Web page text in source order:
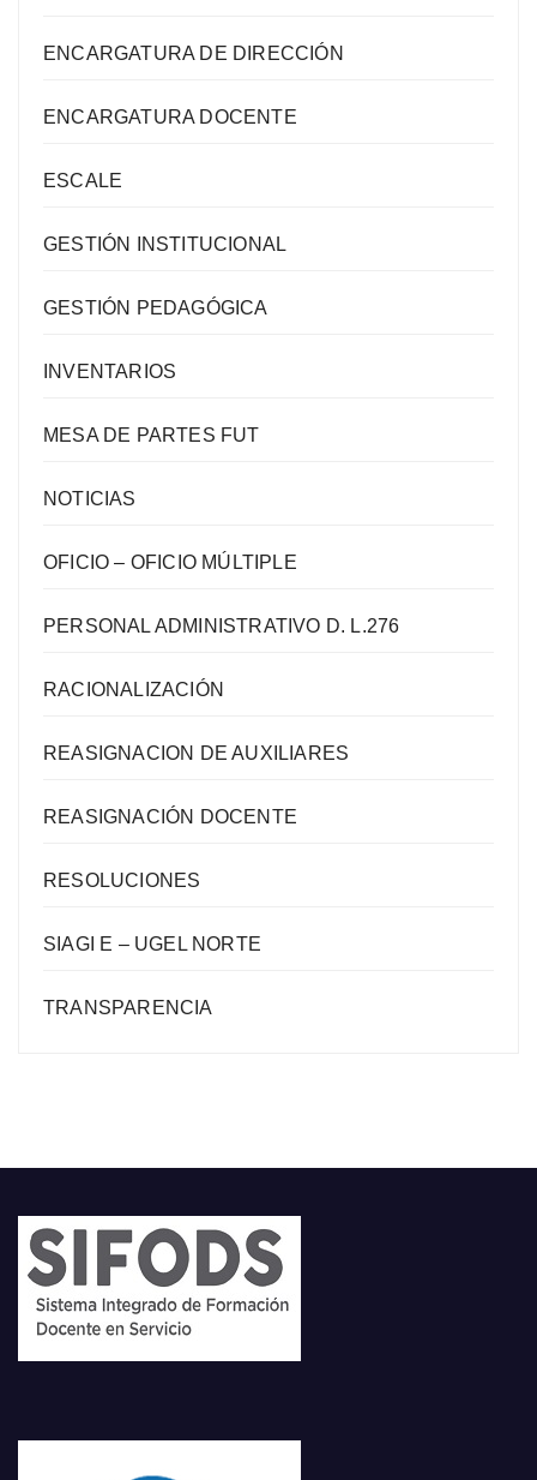
ENCARGATURA DE DIRECCIÓN
ENCARGATURA DOCENTE
ESCALE
GESTIÓN INSTITUCIONAL
GESTIÓN PEDAGÓGICA
INVENTARIOS
MESA DE PARTES FUT
NOTICIAS
OFICIO – OFICIO MÚLTIPLE
PERSONAL ADMINISTRATIVO D. L.276
RACIONALIZACIÓN
REASIGNACION DE AUXILIARES
REASIGNACIÓN DOCENTE
RESOLUCIONES
SIAGI E – UGEL NORTE
TRANSPARENCIA